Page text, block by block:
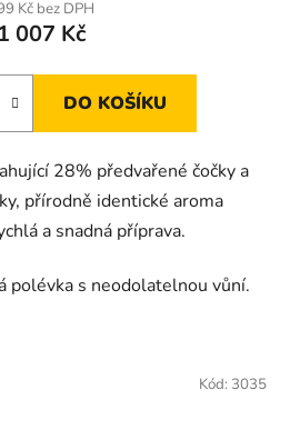
Kč bez DPH
1 007 Kč
DO KOŠÍKU
28% předvařené čočky a
přírodně identické aroma
a snadná příprava.
polévka s neodolatelnou vůní.
Kód: 3035